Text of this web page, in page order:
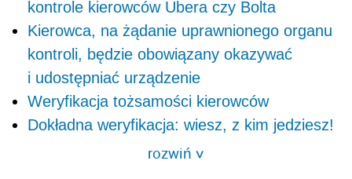
kontrole kierowców Ubera czy Bolta
Kierowca, na żądanie uprawnionego organu
kontroli, będzie obowiązany okazywać
i udostępniać urządzenie
Weryfikacja tożsamości kierowców
Dokładna weryfikacja: wiesz, z kim jedziesz!
rozwiń>